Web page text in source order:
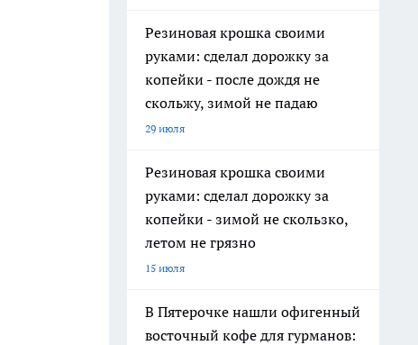
Резиновая крошка своими
руками: сделал дорожку за
копейки - после дождя не
скольжу, зимой не падаю
29 июля
Резиновая крошка своими
руками: сделал дорожку за
копейки - зимой не скользко,
летом не грязно
15 июля
В Пятерочке нашли офигенный
восточный кофе для гурманов: